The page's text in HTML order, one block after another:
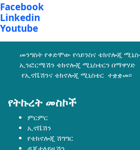
Facebook
Linkedin
Youtube
መንግስት የቀድሞው የሳይንስና ቴክኖሎጂ
ኢንፎርሜሽን ቴክኖሎጂ ሚኒስቴርን በማዋሃድ
የኢኖቬሽንና ቴክኖሎጂ ሚኒስቴር ተቋቋመ፡፡
የትኩረት መስኮች
ምርምር
ኢኖቬሽን
የቴክኖሎጂ ሽግግር